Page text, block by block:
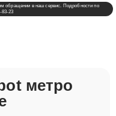
обращении в наш сервис. Подробности по
83-23
метро